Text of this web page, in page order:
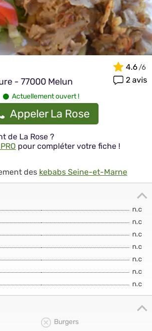
- 77000 Melun
4.6
2 avis
Actuellement ouvert !
Appeler La Rose
de La Rose ?
pour compléter votre fiche !
des kebabs Seine-et-Marne
n.c
n.c
n.c
n.c
n.c
n.c
n.c
Burgers